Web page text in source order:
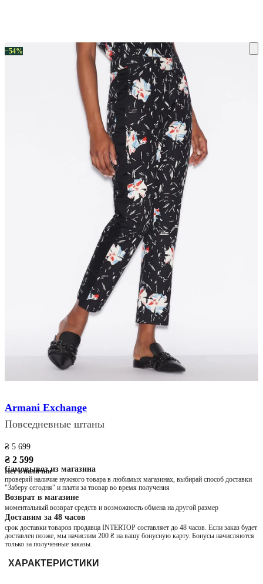
−54%
Armani Exchange
Повседневные штаны
₴ 5 699
₴ 2 599
Нет в наличии
Самовывоз из магазина
проверяй наличие нужного товара в любимых магазинах, выбирай способ доставки
"Заберу сегодня" и плати за твовар во время получения
Возврат в магазине
моментальный возврат средств и возможность обмена на другой размер
Доставим за 48 часов
срок доставки товаров продавца INTERTOP составляет до 48 часов. Если заказ будет
доставлен позже, мы начислим 200 ₴ на вашу бонусную карту. Бонусы начисляются
только за полученные заказы.
ХАРАКТЕРИСТИКИ